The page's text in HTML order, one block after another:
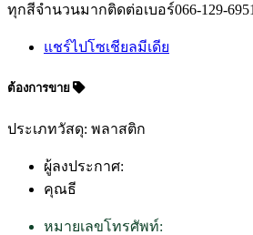
ทุกสีจำนวนมากติดต่อเบอร์066-129-6951
แชร์ไปโซเชียลมีเดีย
ต้องการขาย
ประเภทวัสดุ: พลาสติก
ผู้ลงประกาศ:
คุณธี
หมายเลขโทรศัพท์: